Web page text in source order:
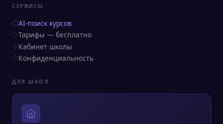
СЕРВИСЫ
AI-поиск курсов
Тарифы — бесплатно
Кабинет школы
Конфиденциальность
ДЛЯ ШКОЛ